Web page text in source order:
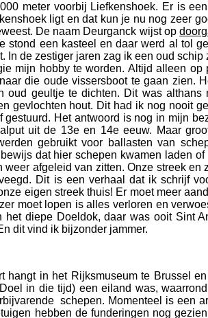
meter voorbij Liefkenshoek. Er is
ligt en dat kun je nu nog zeer
De naam Deurganck wijst op
een kasteel en daar werd al tol
de zestiger jaren zag ik een oud
mijn hobby te worden. Altijd alleen
die oude vissersboot te gaan zien.
geultje te dichten. Dit was
gevlochten hout. Dit had ik nog nooit
Het antwoord is nog in mijn
uit de 13e en 14e eeuw. Maar
gebruikt voor ballasten van
dat hier schepen kwamen laden
afgeleid van zitten. Onze streek
Dit is een verhaal dat ik schrijf
eigen streek thuis! Er moet meer
moet lopen is alles verloren en
diepe Doeldok, daar was ooit Sint
dit vind ik bijzonder jammer.
in het Rijksmuseum te Brussel
in die tijd) een eiland was,
schepen. Momenteel is een
hebben de funderingen nog